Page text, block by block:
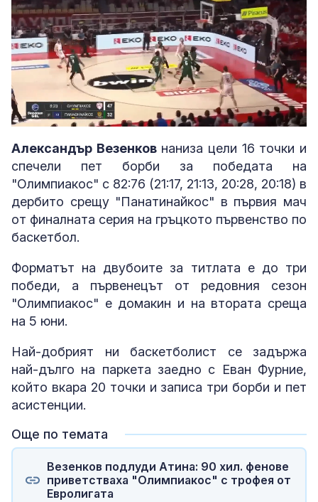
Unmute Loaded:
80.06%
Александър Везенковнаниза цели 16 точки и
спечели пет борби за победата на
"Олимпиакос" с 82:76 (21:17, 21:13, 20:28, 20:18) в
дербито срещу "Панатинайкос" в първия мач
от финалната серия на гръцкото първенство по
баскетбол.
Форматът на двубоите за титлата е до три
победи, а първенецът от редовния сезон
"Олимпиакос" е домакин и на втората среща
на 5 юни.
Най-добрият ни баскетболист се задържа
най-дълго на паркета заедно с Еван Фурние,
който вкара 20 точки и записа три борби и пет
асистенции.
Още по темата
Везенков подлуди Атина: 90 хил. фенове
приветстваха "Олимпиакос" с трофея от
Евролигата